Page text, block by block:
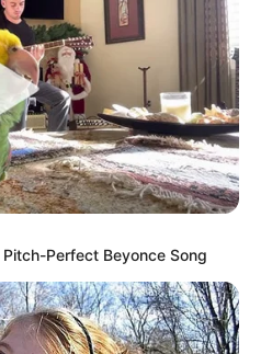
Perfect Beyonce Song